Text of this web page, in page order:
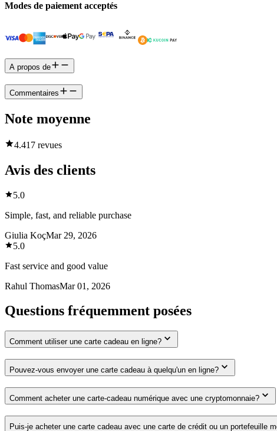
Modes de paiement acceptés
A propos de
Commentaires
Note moyenne
4.417 revues
Avis des clients
5.0
Simple, fast, and reliable purchase
Giulia KoçMar 29, 2026
5.0
Fast service and good value
Rahul ThomasMar 01, 2026
Questions fréquemment posées
Comment utiliser une carte cadeau en ligne?
Pouvez-vous envoyer une carte cadeau à quelqu'un en ligne?
Comment acheter une carte-cadeau numérique avec une cryptomonnaie?
Puis-je acheter une carte cadeau avec une carte de crédit ou un portefeuille